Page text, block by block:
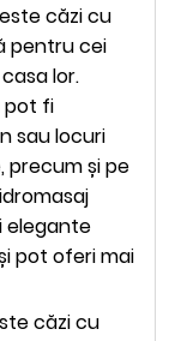
căzi cu
pentru cei
lor.
pot fi
sau locuri
precum și pe
elegante
pot oferi mai
căzi cu